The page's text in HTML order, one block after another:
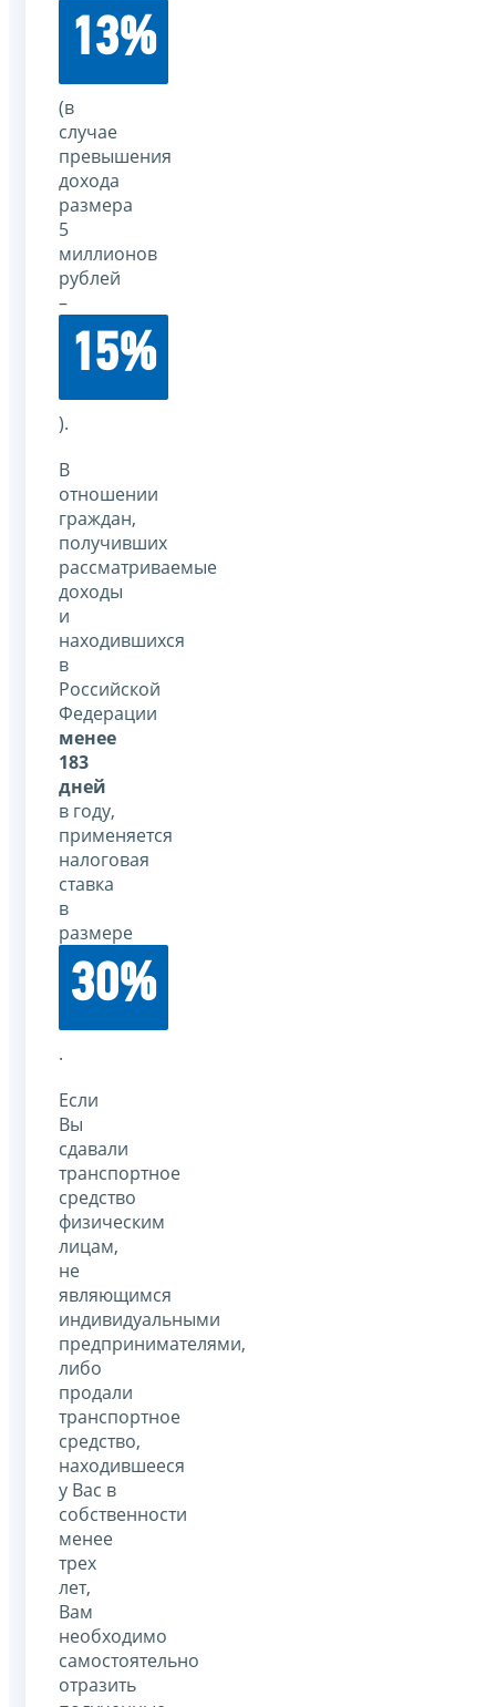
13%
(в
случае
превышения
дохода
размера
5
миллионов
рублей
–
15%
).
В
отношении
граждан,
получивших
рассматриваемые
доходы
и
находившихся
в
Российской
Федерации
менее
183
дней
в году,
применяется
налоговая
ставка
в
размере
30%
.
Если
Вы
сдавали
транспортное
средство
физическим
лицам,
не
являющимся
индивидуальными
предпринимателями,
либо
продали
транспортное
средство,
находившееся
у Вас в
собственности
менее
трех
лет,
Вам
необходимо
самостоятельно
отразить